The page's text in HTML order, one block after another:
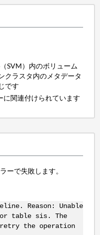
SVM）内のボリューム
クラスタ内のメタデータ
です
に関連付けられています
ーで失敗します。
Reason: Unable
table sis. The
retry the operation